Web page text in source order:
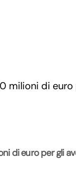
di euro per gli